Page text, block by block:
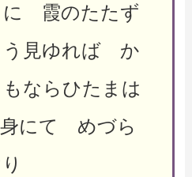
に 霞のたたず
う見ゆれば か
ならひたまは
にて めづら